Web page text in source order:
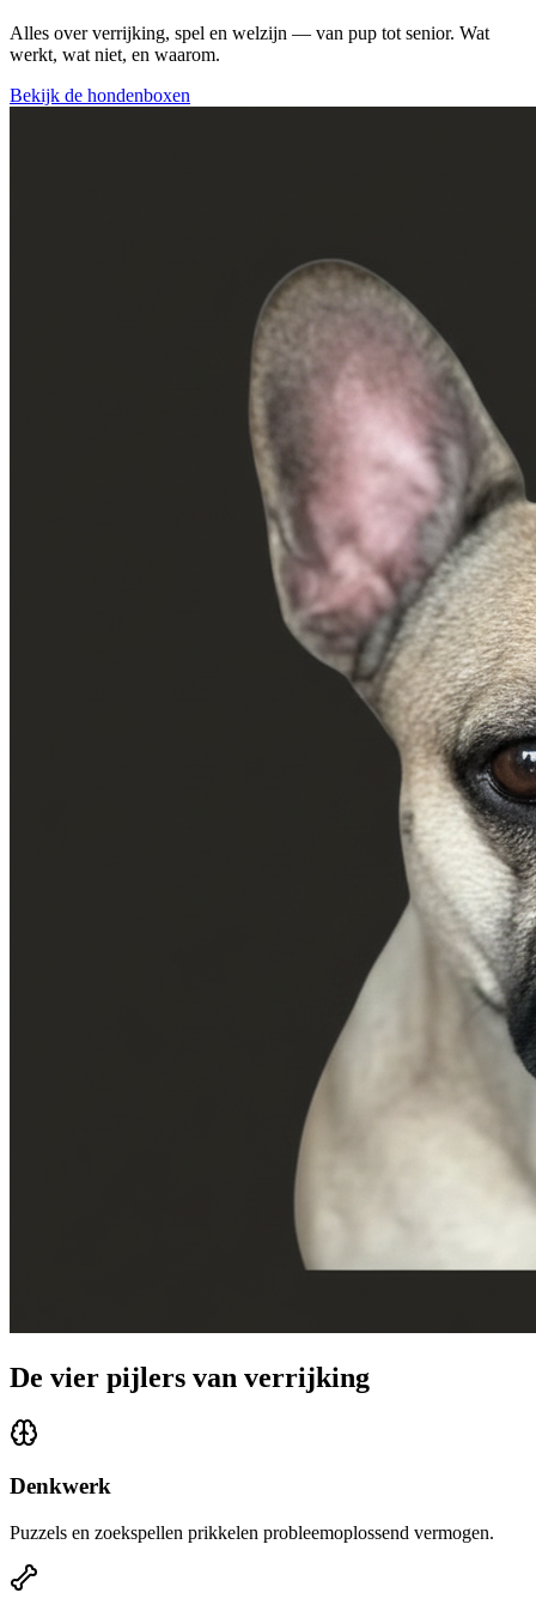
Alles oververrijking, spel en welzijn — van pup tot senior. Wat
werkt, wat niet, en waarom.
Bekijk de hondenboxen
De vier pijlers van verrijking
Denkwerk
Puzzels en zoekspellen prikkelen probleemoplossend vermogen.